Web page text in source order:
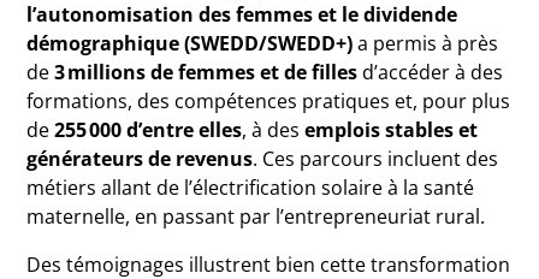
l’autonomisation des femmes et le dividende
démographique (SWEDD/SWEDD+)a permis à près
de3 millions de femmes et de fillesd’accéder à des
formations, des compétences pratiques et, pour plus
de255 000 d’entre elles, à desemplois stables et
générateurs de revenus. Ces parcours incluent des
métiers allant de l’électrification solaire à la santé
maternelle, en passant par l’entrepreneuriat rural.
Des témoignages illustrent bien cette transformation